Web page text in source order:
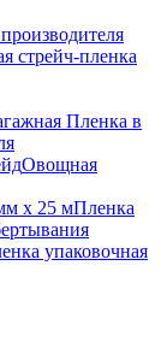
стрейч-пленка
Пленка в
Овощная
Пленка
упаковочная